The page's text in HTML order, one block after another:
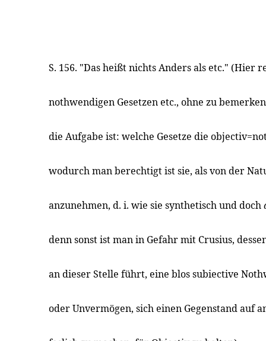
S. 156. "Das heißt nichts Anders als etc." (Hier
nothwendigen Gesetzen etc., ohne zu
die Aufgabe ist: welche Gesetze die
wodurch man berechtigt ist sie, als von der
anzunehmen, d. i. wie sie synthetisch und doch
denn sonst ist man in Gefahr mit Crusius,
an dieser Stelle führt, eine blos subiective
oder Unvermögen, sich einen Gegenstand auf